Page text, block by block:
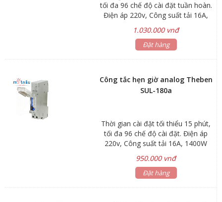
thiểu 30 phút, tối đa 48 chế độ cài
đặt tuần hoàn Điện áp 24V - DC
tối đa 96 chế độ cài đặt tuần hoàn.
Điện áp 220v, Công suất tải 16A,
1400W
1.030.000 vnđ
Đặt hàng
Công tắc hẹn giờ analog Theben
SUL-180a
Thời gian cài đặt tối thiểu 15 phút,
tối đa 96 chế độ cài đặt. Điện áp
220v, Công suất tải 16A, 1400W
950.000 vnđ
Đặt hàng